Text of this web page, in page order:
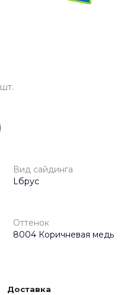
шт.
Вид сайдинга
Lбрус
Оттенок
8004 Коричневая медь
Доставка